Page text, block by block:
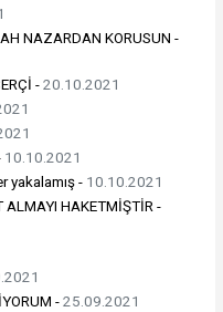
NAZARDAN KORUSUN -
-20.10.2021
10.10.2021
yakalamış - 10.10.2021
ALMAYI HAKETMİŞTİR -
-25.09.2021